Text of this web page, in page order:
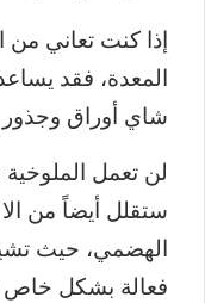
إذا كنت تعاني من
المعدة، فقد
شاي أوراق وجذور
لن تعمل
ستقلل أيضاً من
الهضمي، حيث
فعالة بشكل خاص